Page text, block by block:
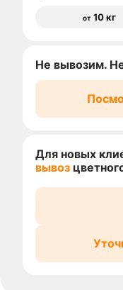
от10 кг
Не вывозим.
Для новых
вывоз